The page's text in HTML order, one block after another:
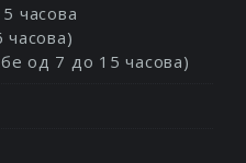
часова
од 7 до 15 часова)